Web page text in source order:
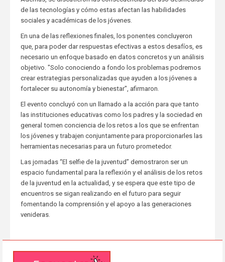
de las tecnologías y cómo estas afectan las habilidades
sociales y académicas de los jóvenes.
En una de las reflexiones finales, los ponentes concluyeron
que, para poder dar respuestas efectivas a estos desafíos, es
necesario un enfoque basado en datos concretos y un análisis
objetivo. "Solo conociendo a fondo los problemas podremos
crear estrategias personalizadas que ayuden a los jóvenes a
fortalecer su autonomía y bienestar", afirmaron.
El evento concluyó con un llamado a la acción para que tanto
las instituciones educativas como los padres y la sociedad en
general tomen conciencia de los retos a los que se enfrentan
los jóvenes y trabajen conjuntamente para proporcionarles las
herramientas necesarias para un futuro prometedor.
Las jornadas “El selfie de la juventud” demostraron ser un
espacio fundamental para la reflexión y el análisis de los retos
de la juventud en la actualidad, y se espera que este tipo de
encuentros se sigan realizando en el futuro para seguir
fomentando la comprensión y el apoyo a las generaciones
venideras.